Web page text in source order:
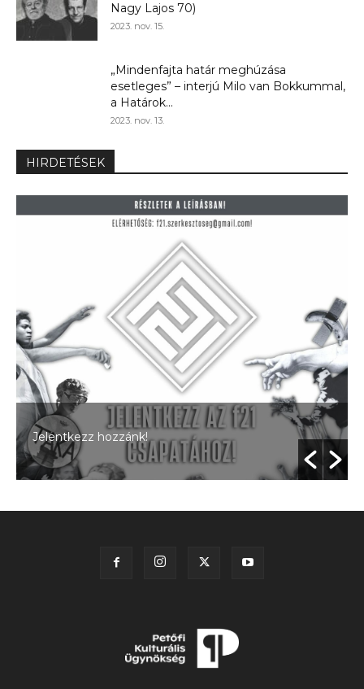
Nagy Lajos 70)
2023. nov. 15.
„Mindenfajta határ meghúzása
esetleges” – interjú Milo van Bokkummal,
a Határok...
2023. nov. 13.
HIRDETÉSEK
Jelentkezz hozzánk!